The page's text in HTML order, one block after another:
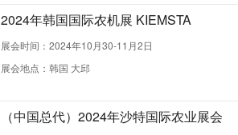
2024年韩国国际农机展 KIEMSTA
展会时间：2024年10月30-11月2日
展会地点：韩国 大邱
（中国总代）2024年沙特国际农业展会